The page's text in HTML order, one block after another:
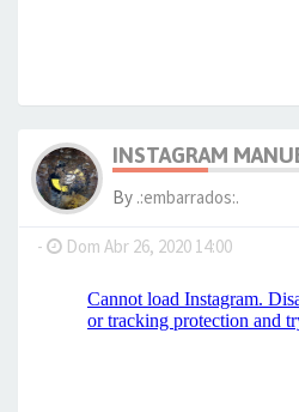
INSTAGRAM
By .:embarrados:.
- Dom Abr 26, 2020 14:00